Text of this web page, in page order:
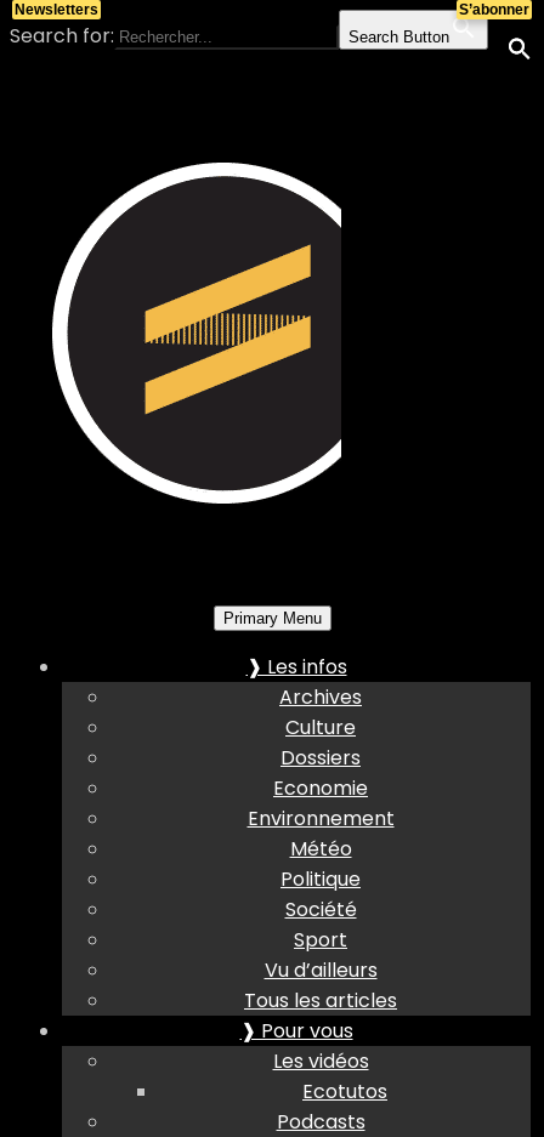
Search for: Search Button
Primary Menu
❱ Les infos
Archives
Culture
Dossiers
Economie
Environnement
Météo
Politique
Société
Sport
Vu d’ailleurs
Tous les articles
❱ Pour vous
Les vidéos
Ecotutos
Podcasts
S’abonner
Newsletters